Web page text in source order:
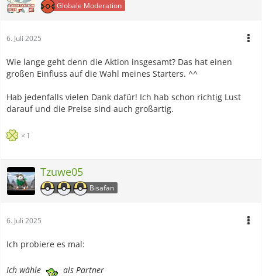
Globale Moderation
6. Juli 2025
Wie lange geht denn die Aktion insgesamt? Das hat einen
großen Einfluss auf die Wahl meines Starters. ^^
Hab jedenfalls vielen Dank dafür! Ich hab schon richtig Lust
darauf und die Preise sind auch großartig.
1
Tzuwe05
Bisafan
6. Juli 2025
Ich probiere es mal:
Ich wähle als Partner